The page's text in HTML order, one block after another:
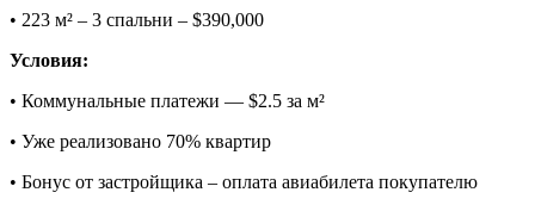
• 223 м² – 3 спальни – $390,000
Условия:
• Коммунальные платежи — $2.5 за м²
• Уже реализовано 70% квартир
• Бонус от застройщика – оплата авиабилета покупателю